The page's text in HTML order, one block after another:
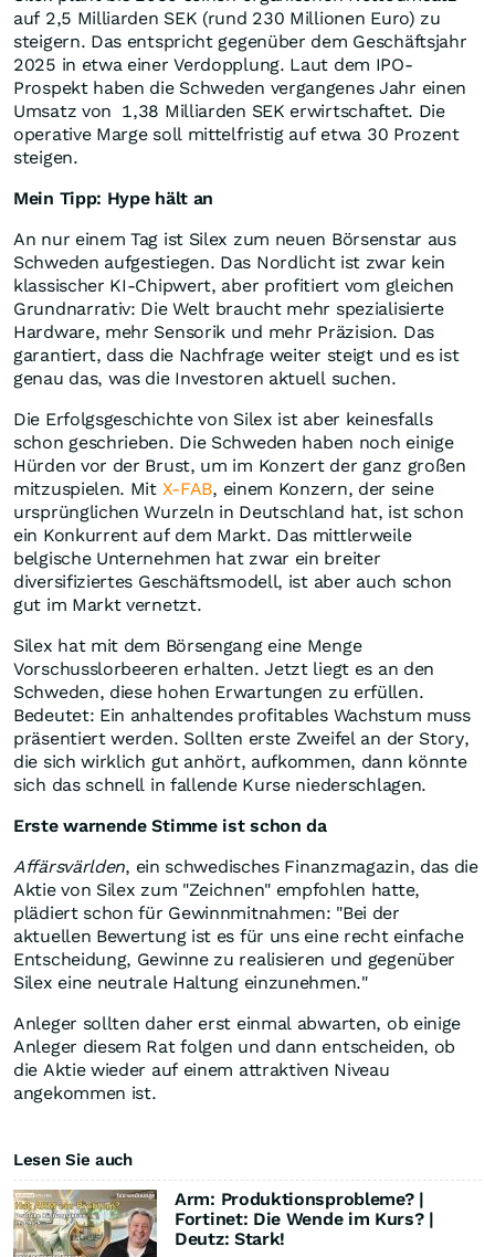
auf 2,5 Milliarden SEK (rund 230 Millionen Euro) zu
steigern. Das entspricht gegenüber dem Geschäftsjahr
2025 in etwa einer Verdopplung. Laut dem IPO-
Prospekt haben die Schweden vergangenes Jahr einen
Umsatz von 1,38 Milliarden SEK erwirtschaftet. Die
operative Marge soll mittelfristig auf etwa 30 Prozent
steigen.
Mein Tipp: Hype hält an
An nur einem Tag ist Silex zum neuen Börsenstar aus
Schweden aufgestiegen. Das Nordlicht ist zwar kein
klassischer KI-Chipwert, aber profitiert vom gleichen
Grundnarrativ: Die Welt braucht mehr spezialisierte
Hardware, mehr Sensorik und mehr Präzision. Das
garantiert, dass die Nachfrage weiter steigt und es ist
genau das, was die Investoren aktuell suchen.
Die Erfolgsgeschichte von Silex ist aber keinesfalls
schon geschrieben. Die Schweden haben noch einige
Hürden vor der Brust, um im Konzert der ganz großen
mitzuspielen. Mit X-FAB, einem Konzern, der seine
ursprünglichen Wurzeln in Deutschland hat, ist schon
ein Konkurrent auf dem Markt. Das mittlerweile
belgische Unternehmen hat zwar ein breiter
diversifiziertes Geschäftsmodell, ist aber auch schon
gut im Markt vernetzt.
Silex hat mit dem Börsengang eine Menge
Vorschusslorbeeren erhalten. Jetzt liegt es an den
Schweden, diese hohen Erwartungen zu erfüllen.
Bedeutet: Ein anhaltendes profitables Wachstum muss
präsentiert werden. Sollten erste Zweifel an der Story,
die sich wirklich gut anhört, aufkommen, dann könnte
sich das schnell in fallende Kurse niederschlagen.
Erste warnende Stimme ist schon da
Affärsvärlden, ein schwedisches Finanzmagazin, das die
Aktie von Silex zum "Zeichnen" empfohlen hatte,
plädiert schon für Gewinnmitnahmen: "Bei der
aktuellen Bewertung ist es für uns eine recht einfache
Entscheidung, Gewinne zu realisieren und gegenüber
Silex eine neutrale Haltung einzunehmen."
Anleger sollten daher erst einmal abwarten, ob einige
Anleger diesem Rat folgen und dann entscheiden, ob
die Aktie wieder auf einem attraktiven Niveau
angekommen ist.
Lesen Sie auch
Arm: Produktionsprobleme? |
Fortinet: Die Wende im Kurs? |
Deutz: Stark!